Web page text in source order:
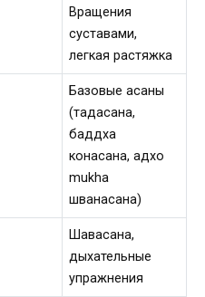
Вращения
суставами,
легкая растяжка
Базовые асаны
(тадасана,
баддха
конасана, адхо
mukha
шванасана)
Шавасана,
дыхательные
упражнения